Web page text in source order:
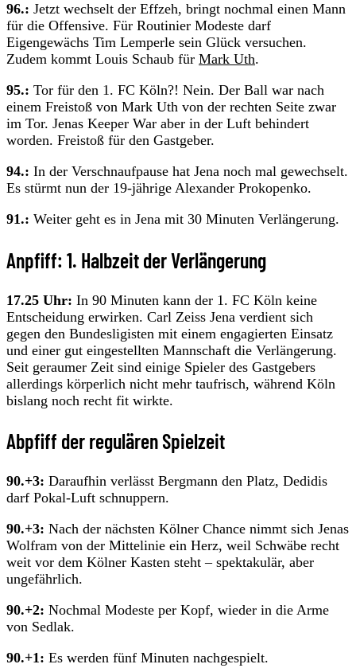
96.: Jetzt wechselt der Effzeh, bringt nochmal einen Mann
für die Offensive. Für Routinier Modeste darf
Eigengewächs Tim Lemperle sein Glück versuchen.
Zudem kommt Louis Schaub für Mark Uth.
95.: Tor für den 1. FC Köln?! Nein. Der Ball war nach
einem Freistoß von Mark Uth von der rechten Seite zwar
im Tor. Jenas Keeper War aber in der Luft behindert
worden. Freistoß für den Gastgeber.
94.: In der Verschnaufpause hat Jena noch mal gewechselt.
Es stürmt nun der 19-jährige Alexander Prokopenko.
91.: Weiter geht es in Jena mit 30 Minuten Verlängerung.
Anpfiff: 1. Halbzeit der Verlängerung
17.25 Uhr: In 90 Minuten kann der 1. FC Köln keine
Entscheidung erwirken. Carl Zeiss Jena verdient sich
gegen den Bundesligisten mit einem engagierten Einsatz
und einer gut eingestellten Mannschaft die Verlängerung.
Seit geraumer Zeit sind einige Spieler des Gastgebers
allerdings körperlich nicht mehr taufrisch, während Köln
bislang noch recht fit wirkte.
Abpfiff der regulären Spielzeit
90.+3: Daraufhin verlässt Bergmann den Platz, Dedidis
darf Pokal-Luft schnuppern.
90.+3: Nach der nächsten Kölner Chance nimmt sich Jenas
Wolfram von der Mittelinie ein Herz, weil Schwäbe recht
weit vor dem Kölner Kasten steht – spektakulär, aber
ungefährlich.
90.+2: Nochmal Modeste per Kopf, wieder in die Arme
von Sedlak.
90.+1: Es werden fünf Minuten nachgespielt.